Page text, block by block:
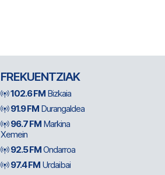
FREKUENTZIAK
102.6 FM Bizkaia
91.9 FM Durangaldea
96.7 FM Markina
Xemein
92.5 FMOndarroa
97.4 FM Urdaibai